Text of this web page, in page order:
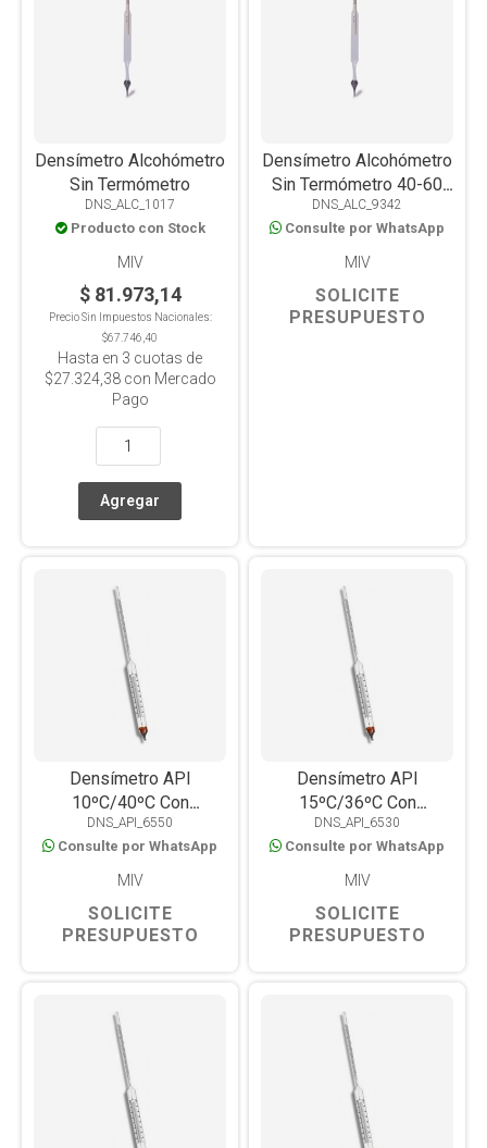
Densímetro Alcohómetro
Sin Termómetro
DNS_ALC_1017
Producto con Stock
MIV
$ 81.973,14
Precio Sin Impuestos Nacionales:
$67.746,40
Hasta en 3 cuotas de
$27.324,38con Mercado
Pago
Densímetro Alcohómetro
Sin Termómetro 40-60
Div. 0.2% a 20 °C
DNS_ALC_9342
Consulte por WhatsApp
MIV
SOLICITE
PRESUPUESTO
Densímetro API
10ºC/40ºC Con
Termómetro
DNS_API_6550
Consulte por WhatsApp
MIV
SOLICITE
PRESUPUESTO
Densímetro API
15ºC/36ºC Con
Termómetro
DNS_API_6530
Consulte por WhatsApp
MIV
SOLICITE
PRESUPUESTO